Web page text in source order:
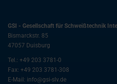
GSI - Gesellschaft für Schweißtechnik
Bismarckstr. 85
47057 Duisburg
Tel.: +49 203 3781-0
Fax: +49 203 3781-308
E-Mail: info@gsi-slv.de